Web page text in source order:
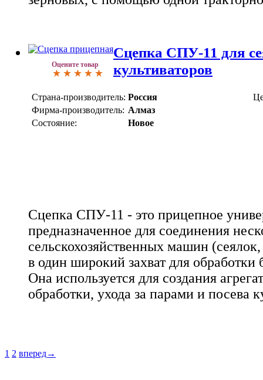
Оцените товар
Сцепка СПУ-11 для
культиваторов
Страна-производитель: Россия
Фирма-производитель: Алмаз
Состояние:
Новое
Сцепка СПУ-11 - это прицепное
предназначенное для соединения
сельскохозяйственных машин
в один широкий захват для
Она используется для создания
обработки, ухода за парами и посева
1 2 вперед→